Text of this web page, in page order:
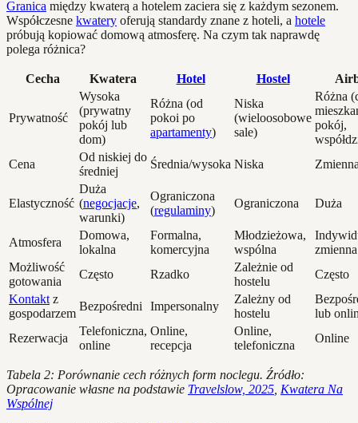
Granica między kwaterą a hotelem zaciera się z każdym sezonem.
Współczesne kwatery oferują standardy znane z hoteli, a hotele
próbują kopiować domową atmosferę. Na czym tak naprawdę
polega różnica?
Cecha Kwatera Hotel Hostel
Prywatność
Wysoka
(prywatny
pokój lub
dom)
Różna (od
pokoi po
apartamenty)
Niska
(wieloosobowe
sale)
Różna
pokój,
Cena
Od niskiej do
średniej
Średnia/wysoka Niska
Elastyczność
Duża
(negocjacje,
warunki)
Ograniczona
(regulaminy)
Ograniczona Duża
Atmosfera
Domowa,
lokalna
Formalna,
komercyjna
Młodzieżowa,
wspólna
zmienna
Możliwość
gotowania
Często Rzadko
Zależnie od
hostelu
Często
Kontakt z
gospodarzem
Bezpośredni Impersonalny
Zależny od
hostelu
lub
Rezerwacja
Telefoniczna,
online
Online,
recepcja
Online,
telefoniczna
Online
Tabela 2: Porównanie cech różnych form noclegu. Źródło:
Opracowanie własne na podstawie Travelslow, 2025 Kwatera Na
Wspólnej